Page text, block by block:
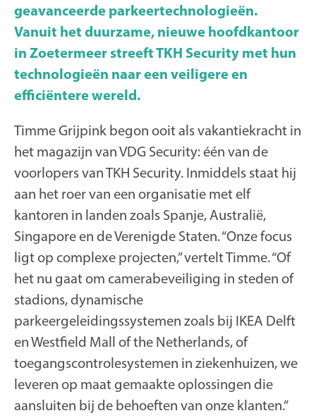
geavanceerde parkeertechnologieën.
Vanuit het duurzame, nieuwe hoofdkantoor
in Zoetermeer streeft TKH Security met hun
technologieën naar een veiligere en
efficiëntere wereld.
Timme Grijpink begon ooit als vakantiekracht in
het magazijn van VDG Security: één van de
voorlopers van TKH Security. Inmiddels staat hij
aan het roer van een organisatie met elf
kantoren in landen zoals Spanje, Australië,
Singapore en de Verenigde Staten. “Onze focus
ligt op complexe projecten,” vertelt Timme. “Of
het nu gaat om camerabeveiliging in steden of
stadions, dynamische
parkeergeleidingssystemen zoals bij IKEA Delft
en Westfield Mall of the Netherlands, of
toegangscontrolesystemen in ziekenhuizen, we
leveren op maat gemaakte oplossingen die
aansluiten bij de behoeften van onze klanten.”